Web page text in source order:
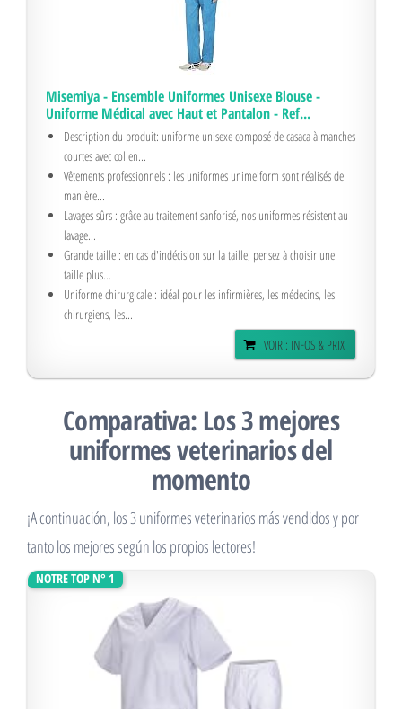
Misemiya - Ensemble Uniformes Unisexe Blouse -
Uniforme Médical avec Haut et Pantalon - Ref...
Description du produit: uniforme unisexe composé de casaca à manches
courtes avec col en...
Vêtements professionnels : les uniformes unimeiform sont réalisés de
manière...
Lavages sûrs : grâce au traitement sanforisé, nos uniformes résistent au
lavage...
Grande taille : en cas d'indécision sur la taille, pensez à choisir une
taille plus...
Uniforme chirurgicale : idéal pour les infirmières, les médecins, les
chirurgiens, les...
VOIR : INFOS & PRIX
Comparativa: Los 3 mejores
uniformes veterinarios del
momento
¡A continuación, los 3 uniformes veterinarios más vendidos y por
tanto los mejores según los propios lectores!
NOTRE TOP N° 1